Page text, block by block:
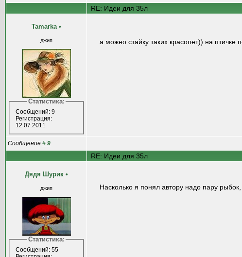
RE: Идеи для 35л
Tamarka •
джип
Статистика:
Сообщений: 9
Регистрация:
12.07.2011
а можно стайку таких красопет)) на птичке
Сообщение # 9
RE: Идеи для 35л
Дядя Шурик •
джип
Статистика:
Сообщений: 55
Насколько я понял автору надо пару